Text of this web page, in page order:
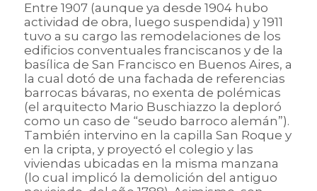
Entre 1907 (aunque ya desde 1904 hubo
actividad de obra, luego suspendida) y 1911
tuvo a su cargo las remodelaciones de los
edificios conventuales franciscanos y de la
basílica de San Francisco en Buenos Aires, a
la cual dotó de una fachada de referencias
barrocas bávaras, no exenta de polémicas
(el arquitecto Mario Buschiazzo la deploró
como un caso de “seudo barroco alemán”).
También intervino en la capilla San Roque y
en la cripta, y proyectó el colegio y las
viviendas ubicadas en la misma manzana
(lo cual implicó la demolición del antiguo